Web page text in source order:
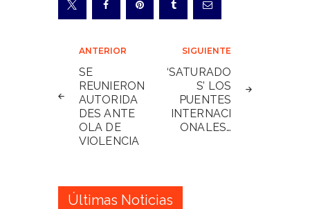
Navegación
de
entradas
ANTERIOR
SE
REUNIERON
AUTORIDA
DES ANTE
OLA DE
VIOLENCIA
SIGUIENTE
‘SATURADO
S’ LOS
PUENTES
INTERNACI
ONALES…
Últimas Noticias